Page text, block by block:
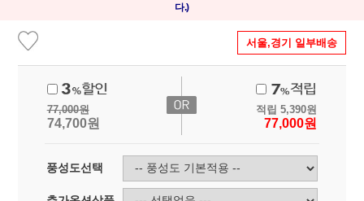
다.)
서울,경기 일부배송
77,000원
74,700원
적립 5,390원
77,000원
풍성도선택